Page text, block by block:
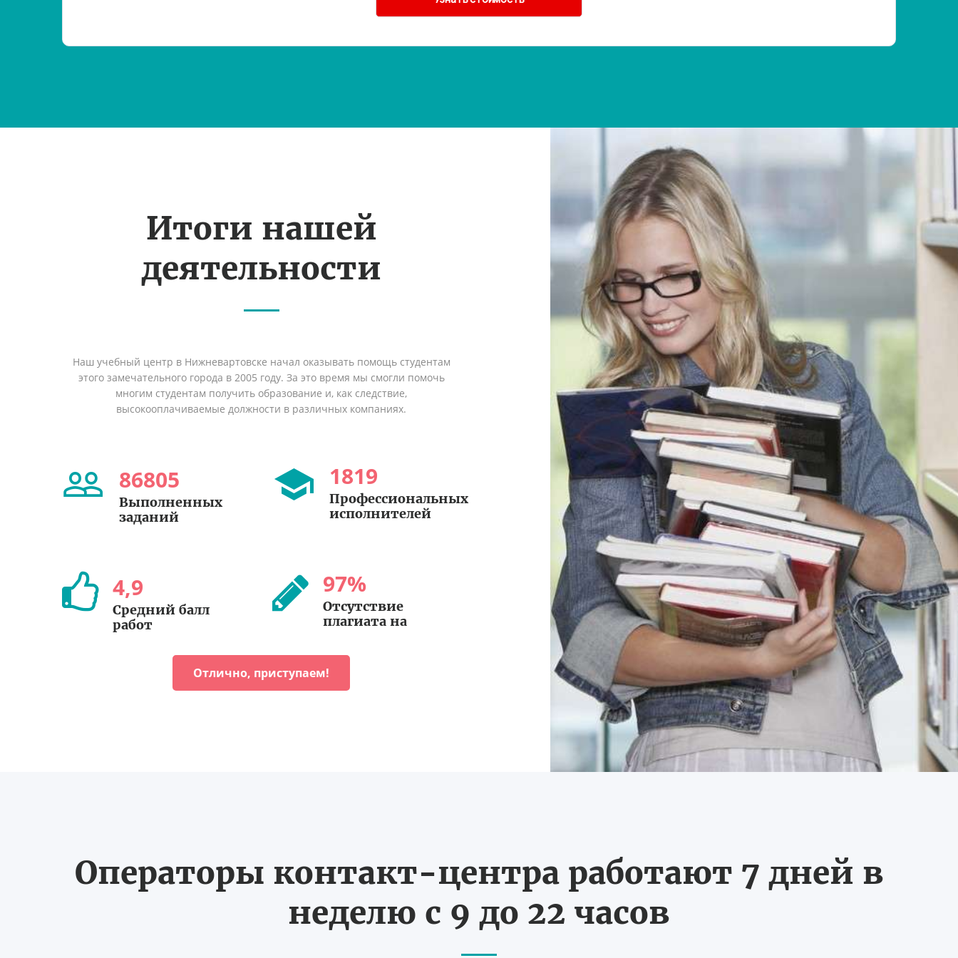
Итоги нашей
деятельности
Наш учебный центр в Нижневартовске начал оказывать помощь студентам
этого замечательного города в 2005 году. За это время мы смогли помочь
многим студентам получить образование и, как следствие,
высокооплачиваемые должности в различных компаниях.
86805
Выполненных
заданий
1819
Профессиональных
исполнителей
4,9
Средний балл
работ
97%
Отсутствие
плагиата на
Отлично, приступаем!
Операторы контакт-центра работают 7 дней в
неделю с 9 до 22 часов